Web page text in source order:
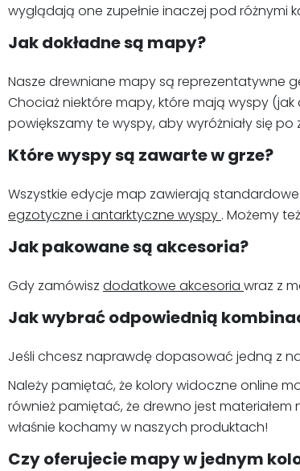
wyglądają one zupełnie inaczej pod różnymi
Jak dokładne są mapy?
Nasze drewniane mapy są reprezentatywne
Chociaż niektóre mapy, które mają wyspy
powiększamy te wyspy, aby wyróżniały się
Które wyspy są zawarte w grze?
Wszystkie edycje map zawierają
egzotyczne i antarktyczne wyspy . Możemy
Jak pakowane są akcesoria?
Gdy zamówisz dodatkowe akcesoria wraz z
Jak wybrać odpowiednią
Jeśli chcesz naprawdę dopasować jedną z
Należy pamiętać, że kolory widoczne online
również pamiętać, że drewno jest
właśnie kochamy w naszych produktach!
Czy oferujecie mapy w jednym